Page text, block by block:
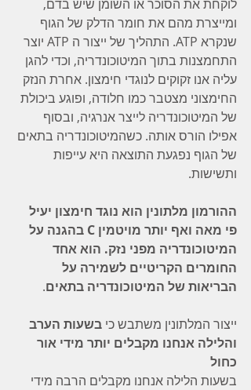
לוקחת את הסוכר או השומן שיש בדם,
ומייצרת מהם את חומר הדלק של הגוף
שנקרא ATP. התהליך של ייצור ה ATP יוצר
התחמצנות בתוך המיטוכונדריה, וכדי להגן
עליה אנו זקוקים לנוגדי חימצון. אחרת הנזק
החימצוני מצטבר כמו חלודה, ופוגע ביכולת
של המיטוכונדריה לייצר אנרגיה, ובסוף
אפילו הורס אותה. כשהמיטוכונדריה בתאים
של הגוף נפגעת התוצאה היא עייפות
ותשישות.
ההורמון מלתונין הוא נוגד חימצון יעיל
פי מאה ואף יותר מויטמין C בהגנה על
המיטוכונדריה מפני נזק. הוא אחד
החומרים הקריטיים לשמירה על
הבריאות של המיטוכונדריה בתאים.
ייצור המלתונין משתבש כי בשעות הערב
והלילה אנחנו מקבלים יותר מידי אור
כחול
בשעות הלילה אנחנו מקבלים הרבה מידי